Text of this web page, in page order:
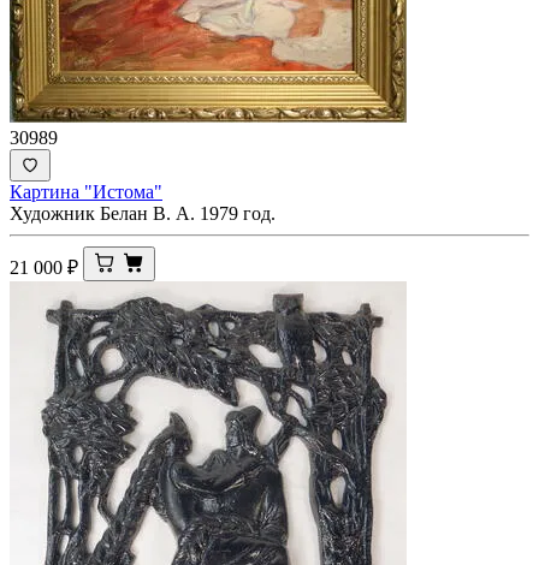
30989
Картина "Истома"
Художник Белан В. А. 1979 год.
21 000 ₽